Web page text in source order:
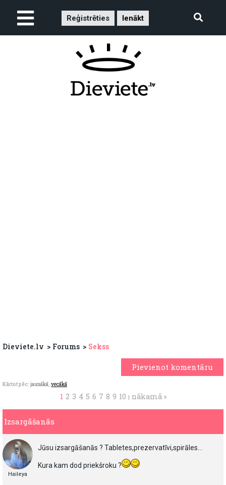
Reģistrēties Ienākt
Dieviete.lv Forums Sekss
Pievienot komentāru
Kārtot pēc: jaunākā, vecākā
1 2 3 4 5 6 7 8 9 10 nākamā »
Izsargāšanās
Haileya
Jūsu izsargāšanās ? Tabletes,prezervatīvi,spirāles...
Kura kam dod priekšroku ?